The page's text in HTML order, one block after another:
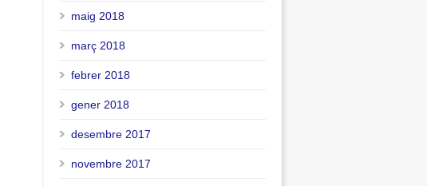
maig 2018
març 2018
febrer 2018
gener 2018
desembre 2017
novembre 2017